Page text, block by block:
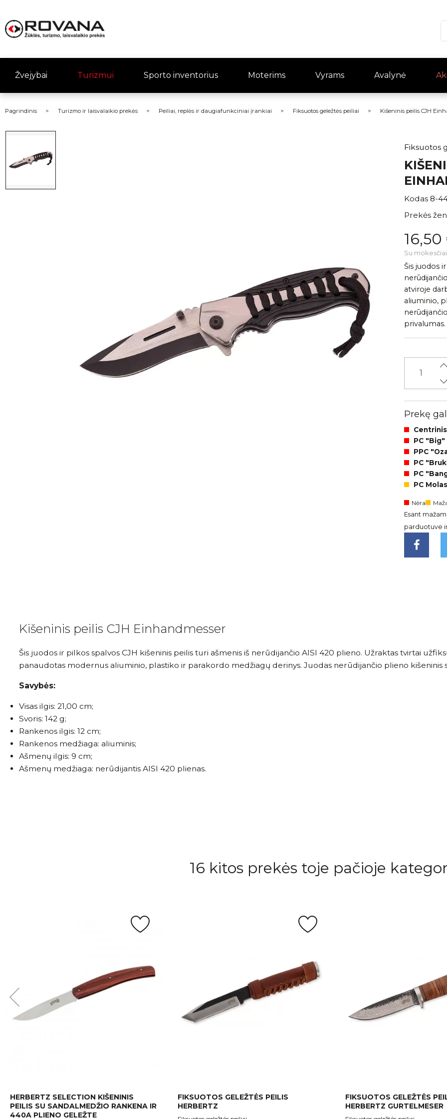
Žvejybai Turizmui Sporto inventorius Moterims Vyrams Avalynė
Pagrindinis Turizmo ir laisvalaikio prekės Peiliai, replės ir daugiafunkciniai įrankiai Fiksuotos geležtės peiliai Kišeninis peilis CJH
Fiksuotos
Kodas 8-
Prekės
Su
Šis juodos
atviroje
aliuminio,
privalumas.
Prekę
PC "Big"
PPC
PC
PC
PC
Nėra
Esant
parduotuve
Kišeninis peilis CJH Einhandmesser
Šis juodos ir pilkos spalvos CJH kišeninis peilis turi ašmenis iš nerūdijančio AISI 420 plieno. Užraktas tvirtai
panaudotas modernus aliuminio, plastiko ir parakordo medžiagų derinys. Juodas nerūdijančio plieno
Savybės:
Visas ilgis: 21,00 cm;
Svoris: 142 g;
Rankenos ilgis: 12 cm;
Rankenos medžiaga: aliuminis;
Ašmenų ilgis: 9 cm;
Ašmenų medžiaga: nerūdijantis AISI 420 plienas.
16 kitos prekės toje pačioje
HERBERTZ SELECTION KIŠENINIS
PEILIS SU SANDALMEDŽIO RANKENA IR
440A PLIENO GELEŽTE
FIKSUOTOS GELEŽTĖS PEILIS
HERBERTZ
FIKSUOTOS GELEŽTĖS
HERBERTZ GURTELMESER